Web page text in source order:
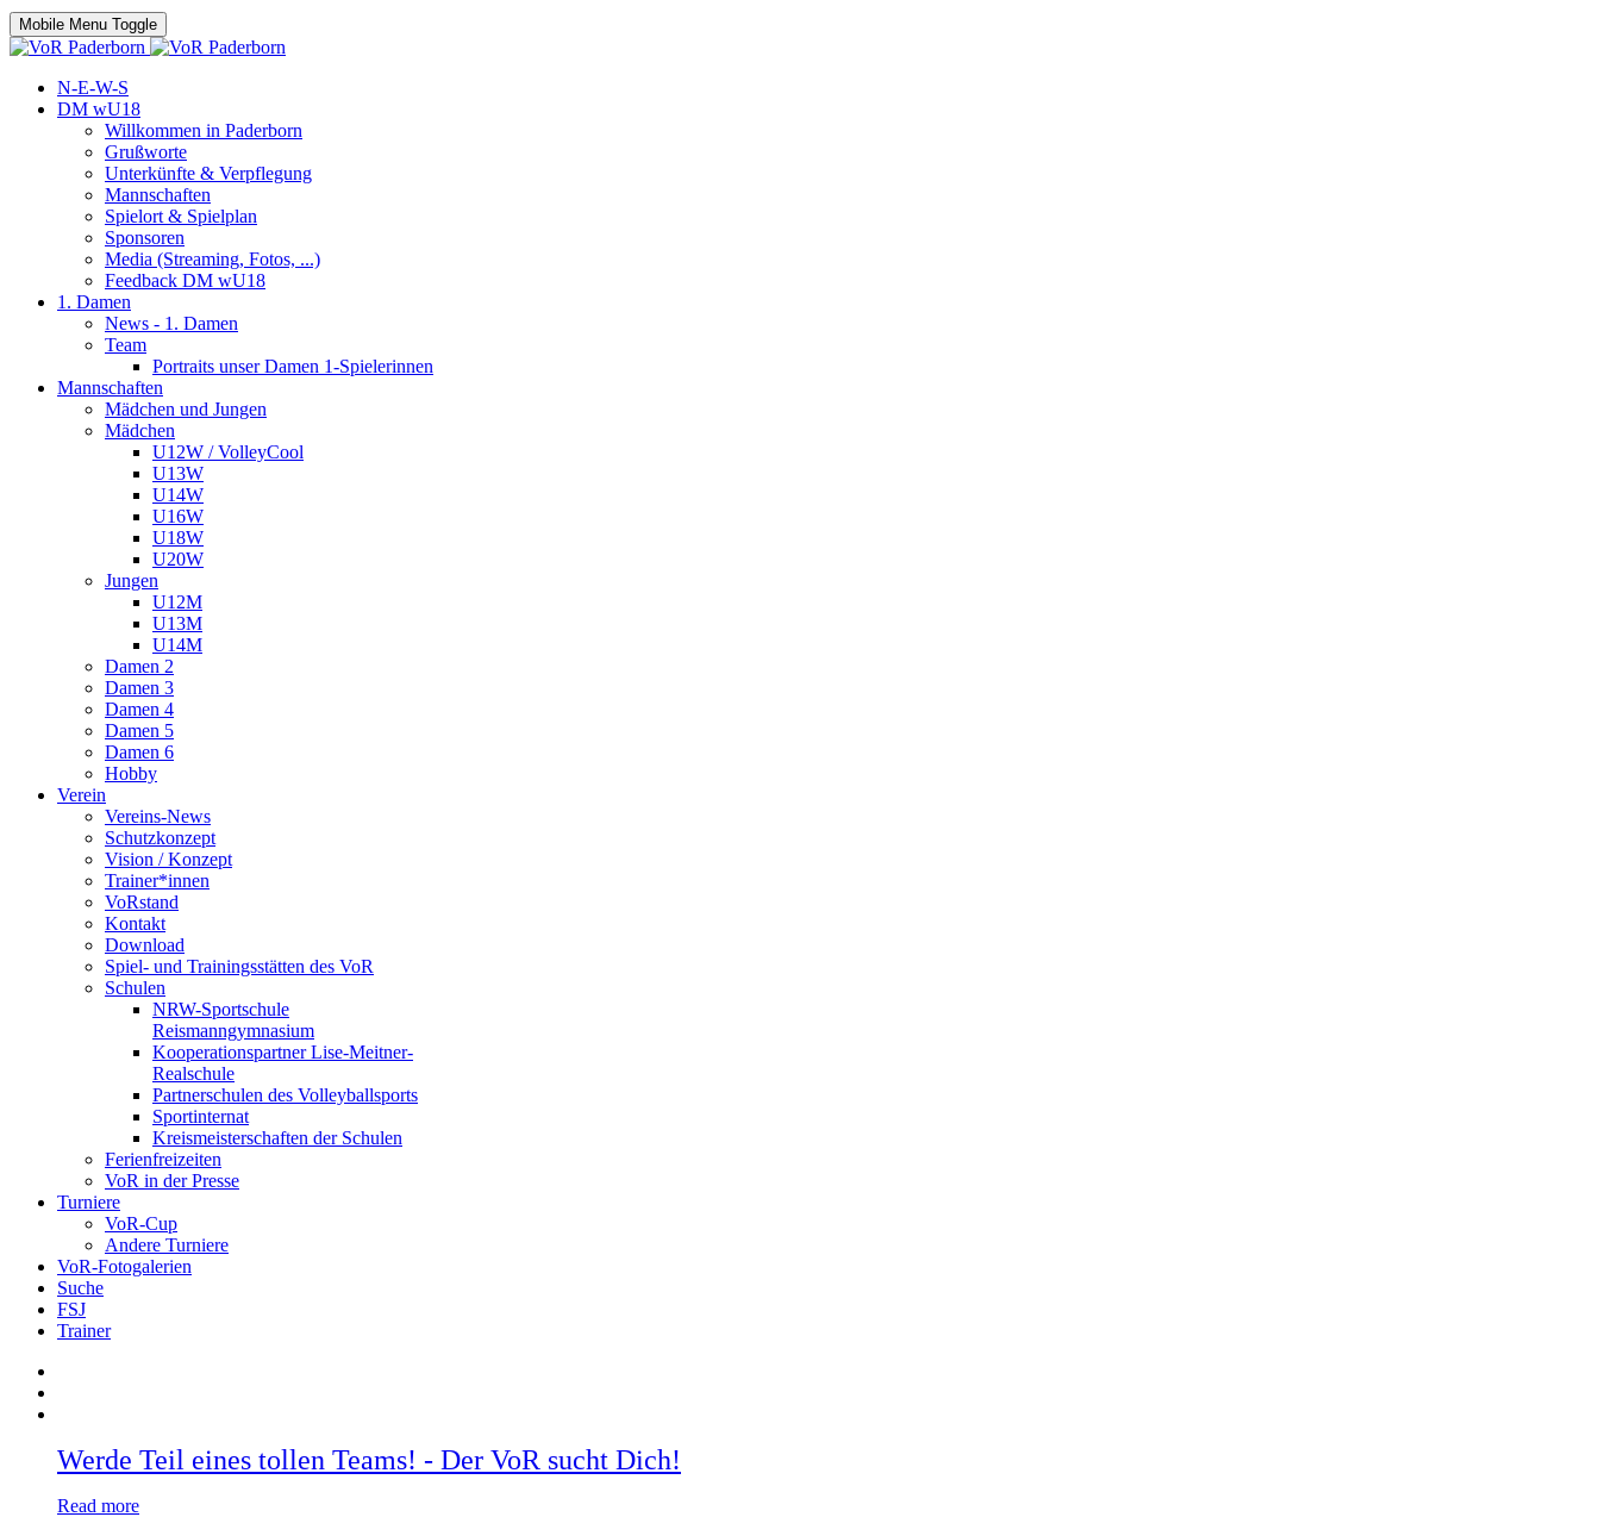
Mobile Menu Toggle
N-E-W-S
DM wU18
Willkommen in Paderborn
Grußworte
Unterkünfte & Verpflegung
Mannschaften
Spielort & Spielplan
Sponsoren
Media (Streaming, Fotos, ...)
Feedback DM wU18
1. Damen
News - 1. Damen
Team
Portraits unser Damen 1-Spielerinnen
Mannschaften
Mädchen und Jungen
Mädchen
U12W / VolleyCool
U13W
U14W
U16W
U18W
U20W
Jungen
U12M
U13M
U14M
Damen 2
Damen 3
Damen 4
Damen 5
Damen 6
Hobby
Verein
Vereins-News
Schutzkonzept
Vision / Konzept
Trainer*innen
VoRstand
Kontakt
Download
Spiel- und Trainingsstätten des VoR
Schulen
NRW-Sportschule
Reismanngymnasium
Kooperationspartner Lise-Meitner-
Realschule
Partnerschulen des Volleyballsports
Sportinternat
Kreismeisterschaften der Schulen
Ferienfreizeiten
VoR in der Presse
Turniere
VoR-Cup
Andere Turniere
VoR-Fotogalerien
Suche
FSJ
Trainer
Werde Teil eines tollen Teams! - Der VoR sucht Dich!
Read more